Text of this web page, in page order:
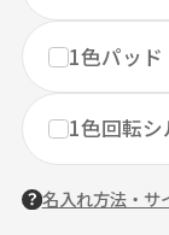
1色パッド
1色回転
名入れ方法・サ